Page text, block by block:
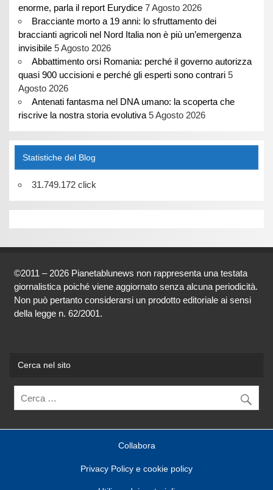
enorme, parla il report Eurydice 7 Agosto 2026
Bracciante morto a 19 anni: lo sfruttamento dei
braccianti agricoli nel Nord Italia non è più un’emergenza
invisibile 5 Agosto 2026
Abbattimento orsi Romania: perché il governo autorizza
quasi 900 uccisioni e perché gli esperti sono contrari 5
Agosto 2026
Antenati fantasma nel DNA umano: la scoperta che
riscrive la nostra storia evolutiva 5 Agosto 2026
Statistiche del Blog
31.749.172 click
©2011 – 2026 Pianetablunews non rappresenta una testata
giornalistica poiché viene aggiornato senza alcuna periodicità.
Non può pertanto considerarsi un prodotto editoriale ai sensi
della legge n. 62/2001.
Cerca nel sito
Collabora
Privacy Policy e cookie policy